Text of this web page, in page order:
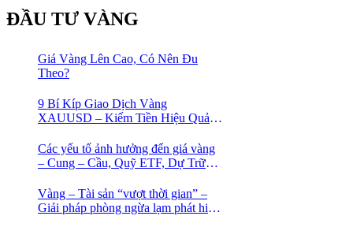
ĐẦU TƯ VÀNG
Giá Vàng Lên Cao, Có Nên Đu
Theo?
9 Bí Kíp Giao Dịch Vàng
XAUUSD – Kiếm Tiền Hiệu Quả
Các yếu tố ảnh hưởng đến giá vàng
– Cung – Cầu, Quỹ ETF, Dự Trữ
Vàng – Tài sản “vượt thời gian” –
Giải pháp phòng ngừa lạm phát hiệu